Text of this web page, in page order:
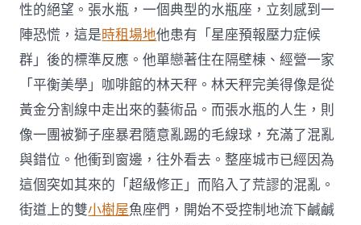
性的絕望。張水瓶，一個典型的水瓶座，立刻感到一
陣恐慌，這是時租場地他患有「星座預報壓力症候
群」後的標準反應。他單戀著住在隔壁棟、經營一家
「平衡美學」咖啡館的林天秤。林天秤完美得像是從
黃金分割線中走出來的藝術品。而張水瓶的人生，則
像一團被獅子座暴君隨意亂踢的毛線球，充滿了混亂
與錯位。他衝到窗邊，往外看去。整座城市已經因為
這個突如其來的「超級修正」而陷入了荒謬的混亂。
街道上的雙小樹屋魚座們，開始不受控制地流下鹹鹹